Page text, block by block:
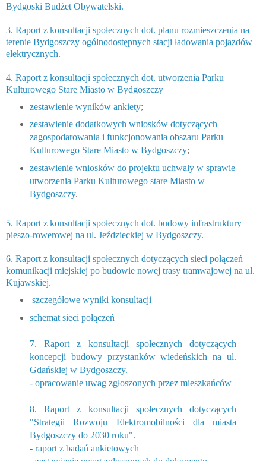
Bydgoski Budżet Obywatelski.
3. Raport z konsultacji społecznych dot. planu rozmieszczenia na
terenie Bydgoszczy ogólnodostępnych stacji ładowania pojazdów
elektrycznych.
4. Raport z konsultacji społecznych dot. utworzenia Parku
Kulturowego Stare Miasto w Bydgoszczy
zestawienie wyników ankiety;
zestawienie dodatkowych wniosków dotyczących
zagospodarowania i funkcjonowania obszaru Parku
Kulturowego Stare Miasto w Bydgoszczy;
zestawienie wniosków do projektu uchwały w sprawie
utworzenia Parku Kulturowego stare Miasto w
Bydgoszczy.
5. Raport z konsultacji społecznych dot. budowy infrastruktury
pieszo-rowerowej na ul. Jeździeckiej w Bydgoszczy.
6. Raport z konsultacji społecznych dotyczących sieci połączeń
komunikacji miejskiej po budowie nowej trasy tramwajowej na ul.
Kujawskiej.
szczegółowe wyniki konsultacji
schemat sieci połączeń
7. Raport z konsultacji społecznych dotyczących
koncepcji budowy przystanków wiedeńskich na ul.
Gdańskiej w Bydgoszczy.
- opracowanie uwag zgłoszonych przez mieszkańców
8. Raport z konsultacji społecznych dotyczących
"Strategii Rozwoju Elektromobilności dla miasta
Bydgoszczy do 2030 roku".
- raport z badań ankietowych